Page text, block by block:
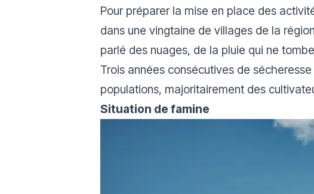
Pour préparer la mise en place des
dans une vingtaine de villages de la
parlé des nuages, de la pluie qui ne
Trois années consécutives de
populations, majoritairement des
Situation de famine